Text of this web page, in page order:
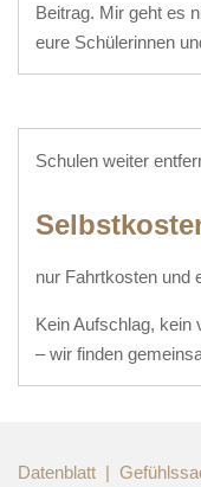
Beitrag. Mir geht es
eure Schülerinnen
Schulen weiter
nur Fahrtkosten und
Kein Aufschlag, kein
– wir finden
Datenblatt |